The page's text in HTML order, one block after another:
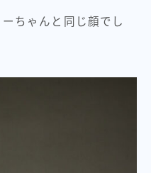
ちゃんと同じ顔でし